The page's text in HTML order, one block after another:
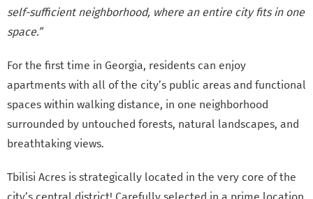
self-sufficient neighborhood, where an entire city fits in one
space.”
For the first time in Georgia, residents can enjoy
apartments with all of the city’s public areas and functional
spaces within walking distance, in one neighborhood
surrounded by untouched forests, natural landscapes, and
breathtaking views.
Tbilisi Acres is strategically located in the very core of the
city’s central district! Carefully selected in a prime location